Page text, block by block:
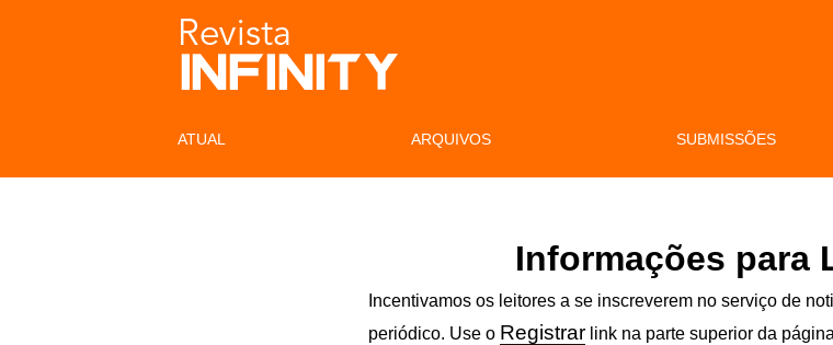
ATUAL ARQUIVOS SUBMISSÕES
Informações para
Incentivamos os leitores a se inscreverem no serviço de
periódico. Use o Registrar link na parte superior da